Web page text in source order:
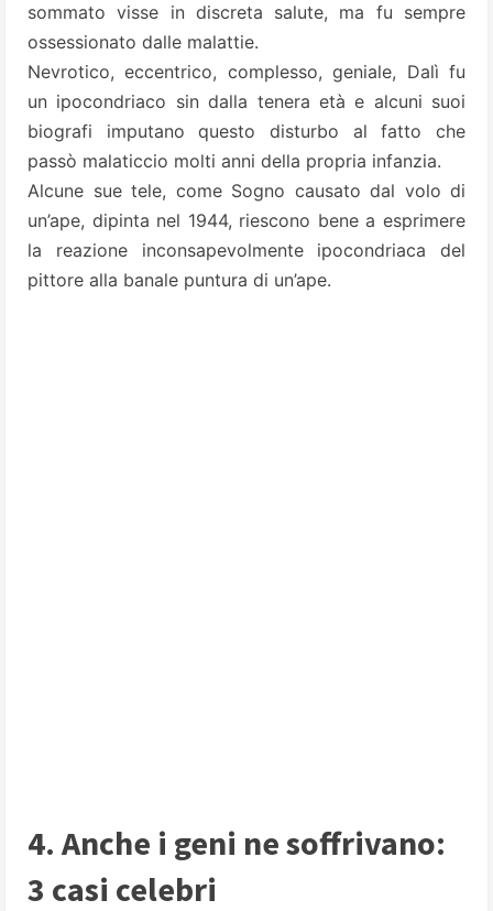
sommato visse in discreta salute, ma fu sempre
ossessionato dalle malattie.
Nevrotico, eccentrico, complesso, geniale, Dalì fu
un ipocondriaco sin dalla tenera età e alcuni suoi
biografi imputano questo disturbo al fatto che
passò malaticcio molti anni della propria infanzia.
Alcune sue tele, come Sogno causato dal volo di
un’ape, dipinta nel 1944, riescono bene a esprimere
la reazione inconsapevolmente ipocondriaca del
pittore alla banale puntura di un’ape.
4. Anche i geni ne soffrivano:
3 casi celebri